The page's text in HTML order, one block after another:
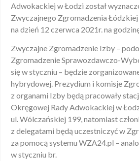
Adwokackiej w Łodzi został
Zwyczajnego Zgromadzenia
na dzień 12 czerwca 2021r. na
Zwyczajne Zgromadzenie Izby –
Zgromadzenie Sprawozdawczo-
się w styczniu – będzie
hybrydowej. Prezydium i komisje
z organami Izby będą pracowały
Okręgowej Rady Adwokackiej w
ul. Wólczańskiej 199, natomiast
z delegatami będą uczestniczyć w
za pomocą systemu WZA24.pl –
w styczniu br.